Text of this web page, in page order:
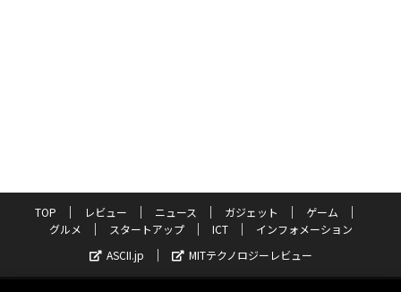
TOP レビュー ニュース ガジェット
ゲーム
グルメ
スタートアップ ICT
インフォメーション
ASCII.jp
MITテクノロジーレビュー